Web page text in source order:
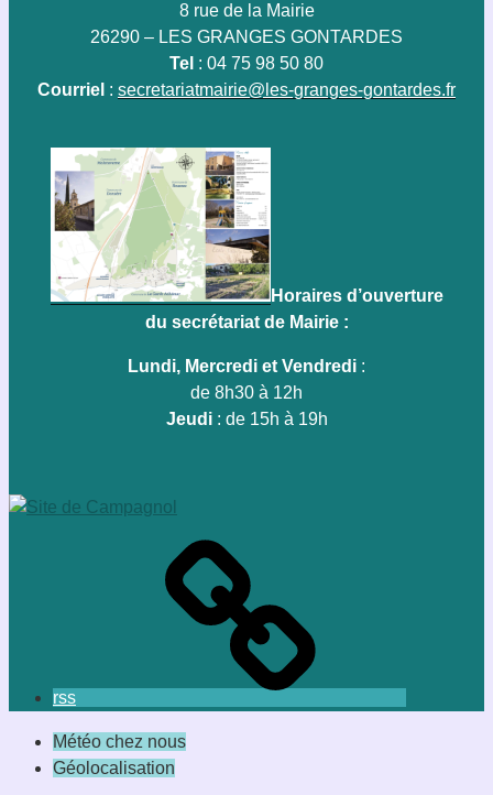
8 rue de la Mairie
26290 – LES GRANGES GONTARDES
Tel : 04 75 98 50 80
Courriel : secretariatmairie@les-granges-gontardes.fr
Horaires d’ouverture
du secrétariat de Mairie :
Lundi, Mercredi et Vendredi :
de 8h30 à 12h
Jeudi: de 15h à 19h
rss
Météo chez nous
Géolocalisation